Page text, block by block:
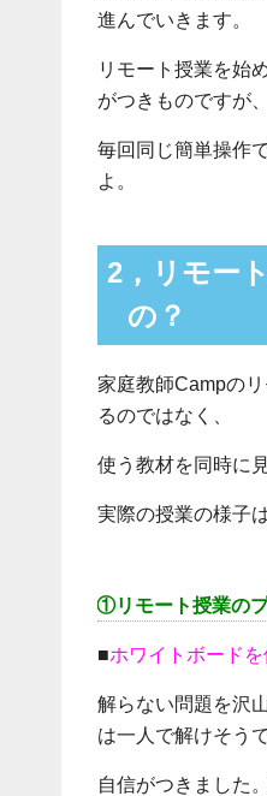
進んでいきます。
リモート授業を始
がつきものですが、
毎回同じ簡単操作
よ。
2，リモー
の？
家庭教師Campの
るのではなく、
使う教材を同時に
実際の授業の様子
①リモート授業の
■ホワイトボード
解らない問題を沢
は一人で解けそうで
自信がつきました